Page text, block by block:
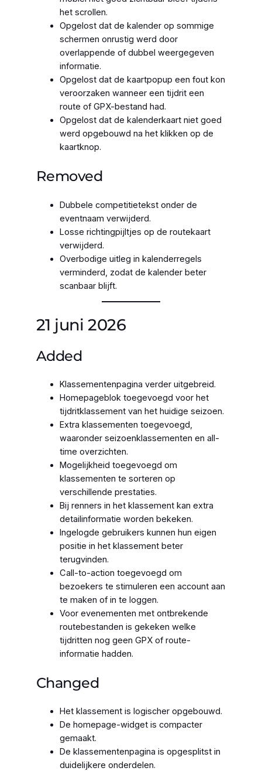
het scrollen.
Opgelost dat de kalender op sommige
schermen onrustig werd door
overlappende of dubbel weergegeven
informatie.
Opgelost dat de kaartpopup een fout kon
veroorzaken wanneer een tijdrit een
route of GPX-bestand had.
Opgelost dat de kalenderkaart niet goed
werd opgebouwd na het klikken op de
kaartknop.
Removed
Dubbele competitietekst onder de
eventnaam verwijderd.
Losse richtingpijltjes op de routekaart
verwijderd.
Overbodige uitleg in kalenderregels
verminderd, zodat de kalender beter
scanbaar blijft.
21 juni 2026
Added
Klassementenpagina verder uitgebreid.
Homepageblok toegevoegd voor het
tijdritklassement van het huidige seizoen.
Extra klassementen toegevoegd,
waaronder seizoenklassementen en all-
time overzichten.
Mogelijkheid toegevoegd om
klassementen te sorteren op
verschillende prestaties.
Bij renners in het klassement kan extra
detailinformatie worden bekeken.
Ingelogde gebruikers kunnen hun eigen
positie in het klassement beter
terugvinden.
Call-to-action toegevoegd om
bezoekers te stimuleren een account aan
te maken of in te loggen.
Voor evenementen met ontbrekende
routebestanden is gekeken welke
tijdritten nog geen GPX of route-
informatie hadden.
Changed
Het klassement is logischer opgebouwd.
De homepage-widget is compacter
gemaakt.
De klassementenpagina is opgesplitst in
duidelijkere onderdelen.